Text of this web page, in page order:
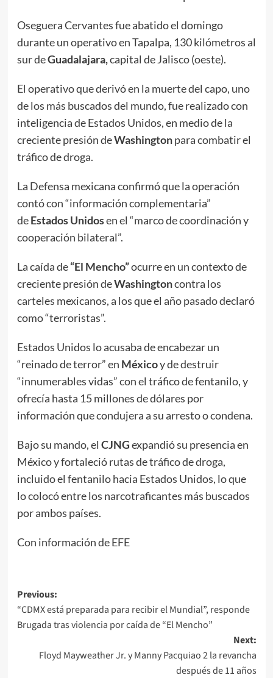
Oseguera Cervantes fue abatido el domingo
durante un operativo en Tapalpa, 130 kilómetros al
sur deGuadalajara,capital de Jalisco (oeste).
El operativo que derivó en la muerte del capo, uno
de los más buscados del mundo, fue realizado con
inteligencia de Estados Unidos, en medio de la
creciente presión deWashingtonpara combatir el
tráfico de droga.
La Defensa mexicana confirmó que la operación
contó con “información complementaria”
deEstados Unidosen el “marco de coordinación y
cooperación bilateral”.
La caída de“El Mencho”ocurre en un contexto de
creciente presión deWashingtoncontra los
carteles mexicanos, a los que el año pasado declaró
como “terroristas”.
Estados Unidos lo acusaba de encabezar un
“reinado de terror” en Méxicoy de destruir
“innumerables vidas” con el tráfico de fentanilo, y
ofrecía hasta 15 millones de dólares por
información que condujera a su arresto o condena.
Bajo su mando, el CJNGexpandió su presencia en
México y fortaleció rutas de tráfico de droga,
incluido el fentanilo hacia Estados Unidos, lo que
lo colocó entre los narcotraficantes más buscados
por ambos países.
Con información de EFE
Post
navigation
Previous:
“CDMX está preparada para recibir el Mundial”, responde
Brugada tras violencia por caída de “El Mencho”
Next:
Floyd Mayweather Jr. y Manny Pacquiao 2 la revancha
después de 11 años